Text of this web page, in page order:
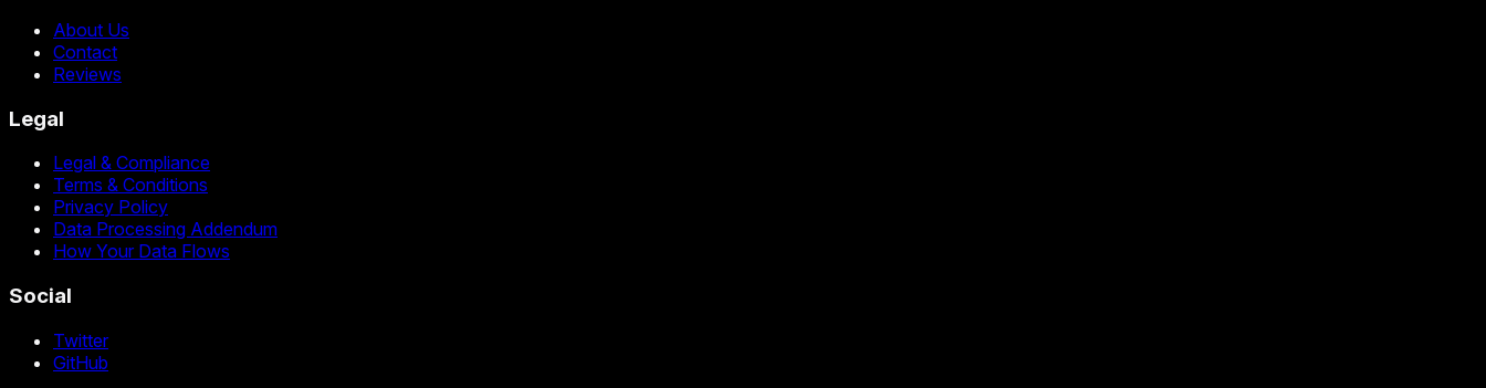
About Us
Contact
Reviews
Legal
Legal & Compliance
Terms & Conditions
Privacy Policy
Data Processing Addendum
How Your Data Flows
Social
Twitter
GitHub